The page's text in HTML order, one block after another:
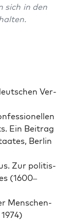
sich in den
Ver­
Ein Beitrag
Berlin
Zur poli­tis­
(1600–
Men­schen­